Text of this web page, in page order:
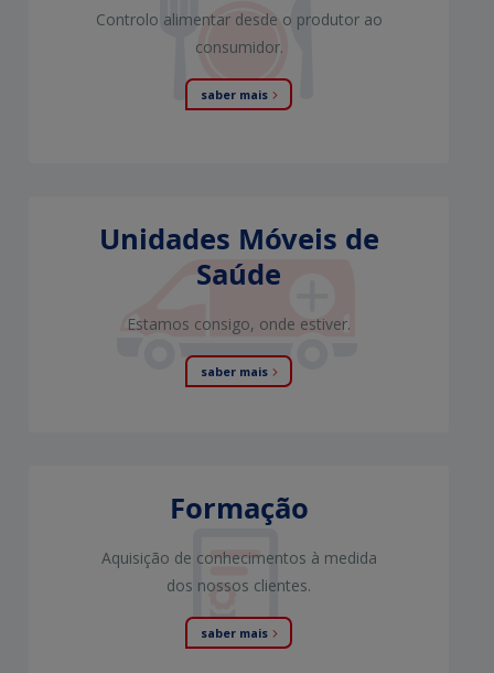
Controlo alimentar desde o produtor ao
consumidor.
saber mais
Unidades Móveis de
Saúde
Estamos consigo, onde estiver.
saber mais
Formação
Aquisição de conhecimentos à medida
dos nossos clientes.
saber mais